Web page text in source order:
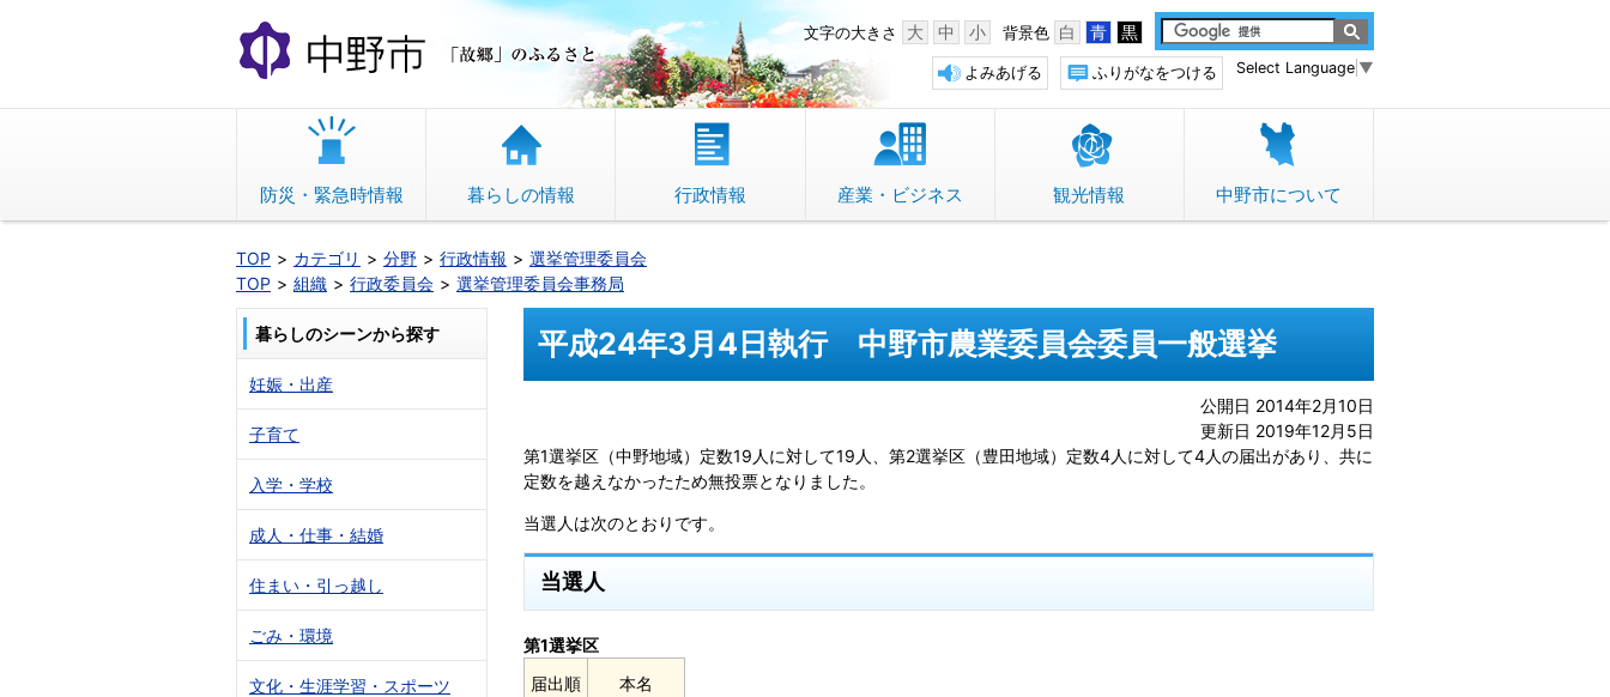
文
へ
動
中野市 「故郷」のふるさと 背景色 白 青 黒
文字の大きさ 大 中 小
Select Language ▼
ふりがなをつける
よみあげる
防災・緊急時情報 暮らしの情報 行政情報 産業・ビジネス 観光情報 中野市について
TOP カテゴリ 分野 行政情報
選挙管理委員会
TOP
組織 行政委員会 選挙管理委員会事務局
平成24年3月4日執行 中野市農業委員会委員一般選挙
公開日 2014年2月10日
更新日 2019年12月5日
第1選挙区（中野地域）定数19人に対して19人、第2選挙区（豊田地域）定数4人に対して4人の届出があり、共に
定数を越えなかったため無投票となりました。
当選人は次のとおりです。
当選人
第1選挙区
届出順
本名
暮らしのシーンから探す
妊娠・出産
子育て
入学・学校
成人・仕事・結婚
住まい・引っ越し
ごみ・環境
文化・生涯学習・スポーツ